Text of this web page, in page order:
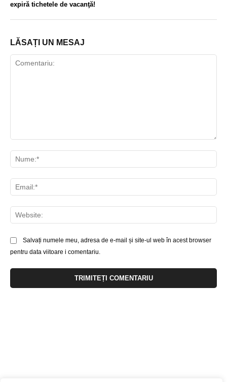
expiră tichetele de vacanţă!
LĂSAȚI UN MESAJ
Salvați numele meu, adresa de e-mail și site-ul web în acest browser
pentru data viitoare i comentariu.